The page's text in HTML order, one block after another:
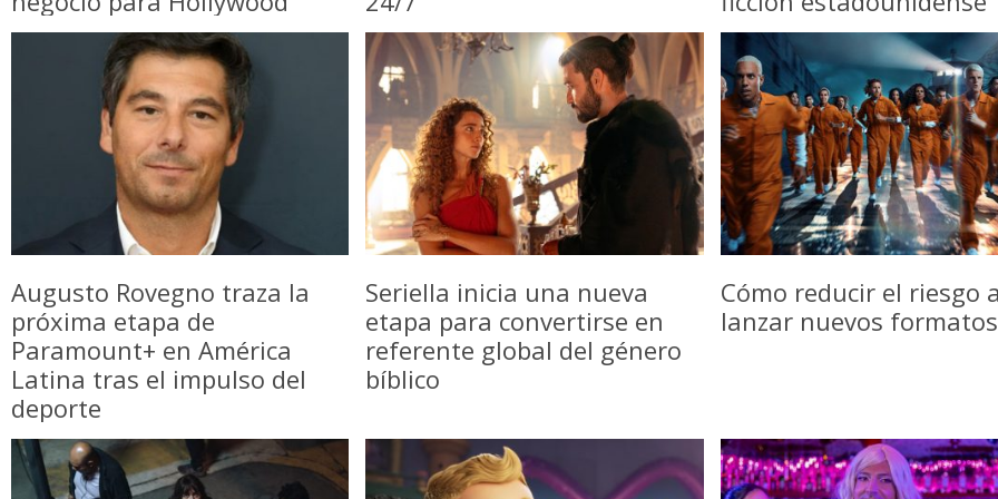
Augusto Rovegno traza la
próxima etapa de
Paramount+ en América
Latina tras el impulso del
deporte
Seriella inicia una nueva
etapa para convertirse en
referente global del género
bíblico
Cómo reducir el riesgo
lanzar nuevos formatos